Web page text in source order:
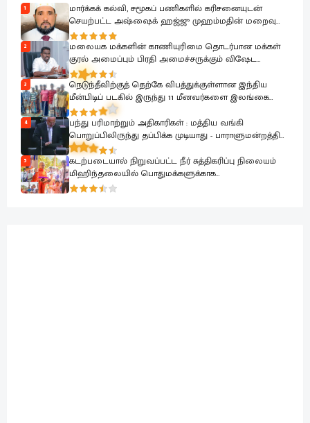
1
மார்க்கக் கல்வி, சமூகப் பணிகளில் கரிசனையுடன்
செயற்பட்ட அஷ்ஷைக் ஹஜ்ஜு முஹம்மதின் மறைவு
பேரிழப்பாகும்; அம்பாறை மாவட்ட ஜம்இய்யத்துல் உலமா
ஆழ்ந்த கவலை.!
2
மலையக மக்களின் காணியுரிமை தொடர்பான மக்கள்
குரல் அமைப்பும் பிரதி அமைச்சருக்கும் விஷேட
கலந்துரையாடல்
3
நெடுந்தீவிற்குத் தெற்கே விபத்துக்குள்ளான இந்திய
மீன்பிடிப் படகில் இருந்து 11 மீனவர்களை இலங்கை
கடற்படை பாதுகாப்பாக மீட்டது
4
பந்து பரிமாற்றும் அதிகாரிகள் : மத்திய வங்கி
பொறுப்பிலிருந்து தப்பிக்க முடியாது - பாராளுமன்றத்தில்
ரவூப் ஹக்கீம் ஆவேசம்
5
கடற்படையால் நிறுவப்பட்ட நீர் சுத்திகரிப்பு நிலையம்
மிஹிந்தலையில் பொதுமக்களுக்காக
கையளிக்கப்பட்டது